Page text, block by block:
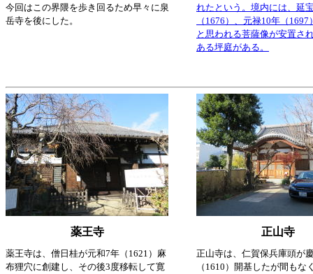
今回はこの界隈を歩き回るため早々に泉
岳寺を後にした。
れたという。境内には、延
（1676）、元禄10年（
と思われる菩薩像が安置さ
ある坪庭がある。
薬王寺 正山寺
薬王寺は、僧日桂が元和7年（1621）麻
布狸穴に創建し、その後3度移転して寛
正山寺は、仁賀保兵庫頭が
（1610）開基したが間もな